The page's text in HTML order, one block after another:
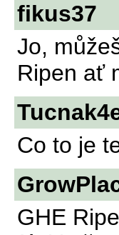
fikus37
Jo,
Ripen ať
Co to je
GHE